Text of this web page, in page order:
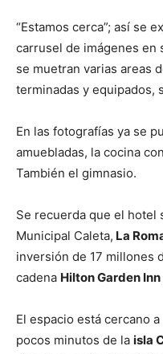
“Estamos cerca”; así se
carrusel de imágenes en
se muetran varias areas
terminadas y equipados,
En las fotografías ya se
amuebladas, la cocina
También el gimnasio.
Se recuerda que el hotel
Municipal Caleta, La
inversión de 17 millones
cadena Hilton Garden Inn
El espacio está cercano
pocos minutos de la isla